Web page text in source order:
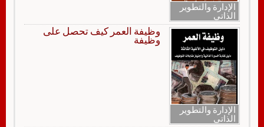
الإدارة والتطوير
الذاتي
الإدارة والتطوير
الذاتي
وظيفة العمر كيف تحصل على
وظيفة